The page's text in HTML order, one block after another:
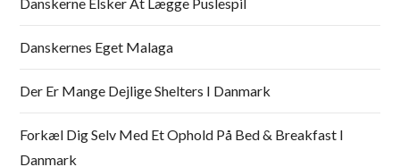
Danskernes Eget Malaga
Der Er Mange Dejlige Shelters I Danmark
Forkæl Dig Selv Med Et Ophold På Bed & Breakfast I
Danmark